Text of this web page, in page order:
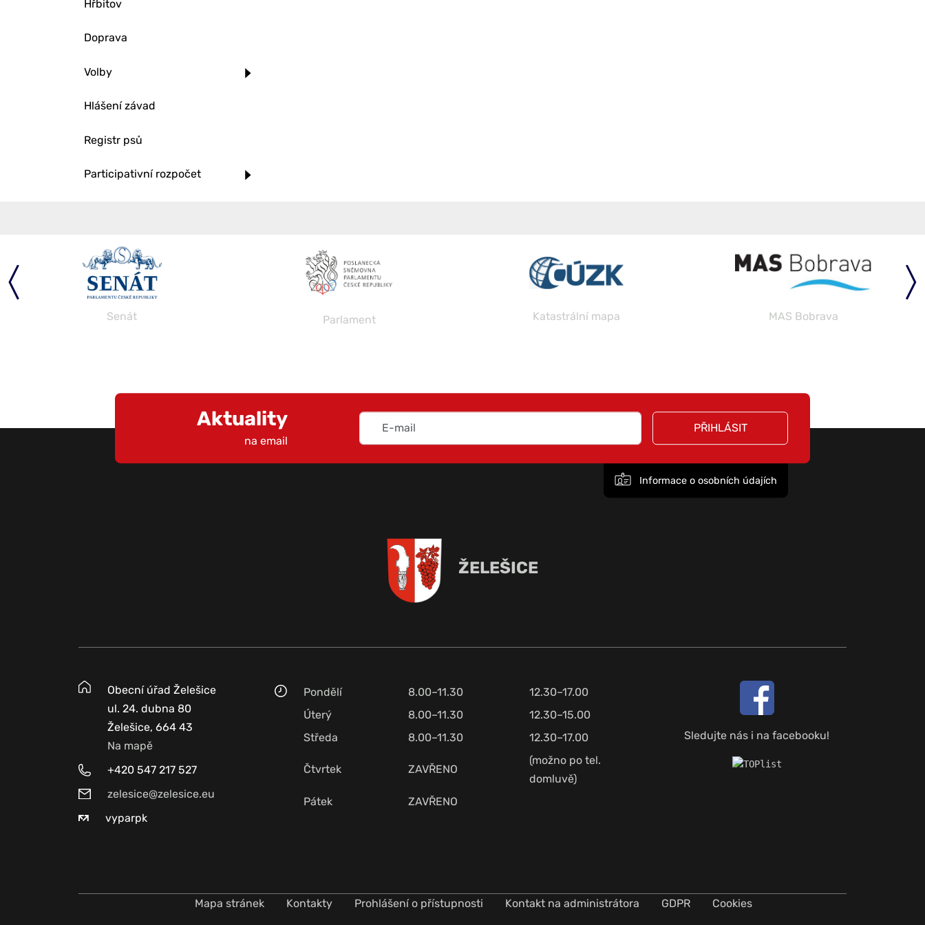
Hřbitov
Doprava
Volby
Hlášení závad
Registr psů
Participativní rozpočet
Senát Parlament Katastrální mapa MAS Bobrava
Aktuality
na email
PŘIHLÁSIT
Informace o osobních údajích
ŽELEŠICE
Obecní úřad Želešice
ul. 24. dubna 80
Želešice, 664 43
Na mapě
+420 547 217 527
zelesice@zelesice.eu
vyparpk
Pondělí 8.00–11.30
12.30–17.00
Úterý
8.00–11.30
12.30–15.00
Středa
8.00–11.30 12.30–17.00
Čtvrtek ZAVŘENO
(možno po tel.
domluvě)
Pátek
ZAVŘENO
Sledujte nás i na facebooku!
Mapa stránek Kontakty Prohlášení o přístupnosti Kontakt na administrátora GDPR Cookies